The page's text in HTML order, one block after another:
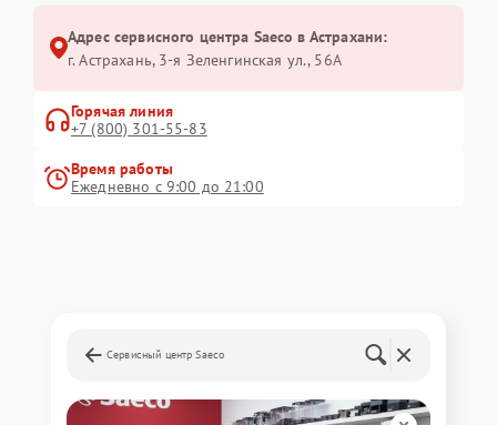
Адрес сервисного центра Saeco в Астрахани:
г. Астрахань, 3-я Зеленгинская ул., 56А
Горячая линия
+7 (800) 301-55-83
Время работы
Ежедневно с 9:00 до 21:00
Сервисный центр Saeco